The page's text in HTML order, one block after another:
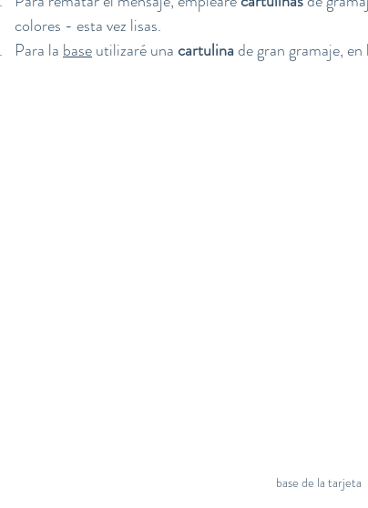
colores - esta vez lisas.
Para la base utilizaré una cartulina de gran gramaje,
base de la tarjeta